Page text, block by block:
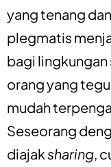
yang tenang
plegmatis
bagi
orang yang
mudah
Seseorang
diajaksharing,